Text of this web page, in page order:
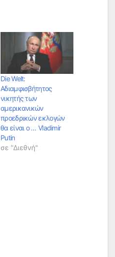
Die Welt:
Αδιαμφισβήτητος
νικητής των
αμερικανικών
προεδρικών εκλογών
θα είναι ο … Vladimir
Putin
σε "Διεθνή"